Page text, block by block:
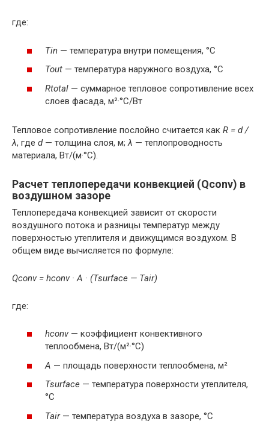
где:
Tin — температура внутри помещения, °C
Tout — температура наружного воздуха, °C
Rtotal — суммарное тепловое сопротивление всех
слоев фасада, м²·°C/Вт
Тепловое сопротивление послойно считается как R = d /
λ, где d— толщина слоя, м;λ — теплопроводность
материала, Вт/(м·°C).
Расчет теплопередачи конвекцией (Qconv) в
воздушном зазоре
Теплопередача конвекцией зависит от скорости
воздушного потока и разницы температур между
поверхностью утеплителя и движущимся воздухом. В
общем виде вычисляется по формуле:
Qconv = hconv · A · (Tsurface — Tair)
где:
hconv— коэффициент конвективного
теплообмена, Вт/(м²·°C)
A — площадь поверхности теплообмена, м²
Tsurface — температура поверхности утеплителя,
°C
Tair— температура воздуха в зазоре, °C